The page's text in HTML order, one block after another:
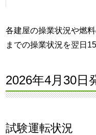
各建屋の操業状況や燃
までの操業状況を翌日
2026年4月30日
試験運転状況